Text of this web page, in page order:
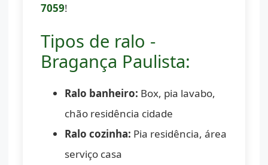
7059!
Tipos de ralo -
Bragança Paulista:
Ralo banheiro: Box, pia lavabo,
chão residência cidade
Ralo cozinha: Pia residência, área
serviço casa